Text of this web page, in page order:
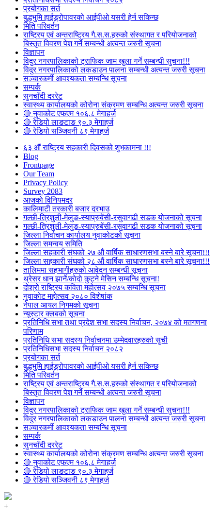
प्रयोगका सर्त
बुद्धभुमि हाईड्रोपावरको आईपीओ यसरी हेर्न सकिन्छ
मिति परिवर्तन
राष्ट्रिय एवं अन्तराष्ट्रिय गै.स.स.हरुको संस्थागत र परियोजनाको
बिस्तृत विवरण पेश गर्ने सम्बन्धी अत्यन्त जरुरी सूचना
विज्ञापन
विदुर नगरपालिकाको ट्राफिक जाम खुला गर्ने सम्बन्धी सुचना!!!
विदुर नगरपालिकाको लकडाउन पालना सम्बन्धी अत्यन्त जरुरी सूचना
सञ्चारकर्मी आवश्यकता सम्बन्धि सूचना
सम्पर्क
सुनचाँदी दररेट
स्वास्थ्य कार्यालयको कोरोना संक्रमण सम्बन्धि अत्यन्त जरुरी सूचना
🔴 नुवाकोट एफएम १०६.८ मेगाहर्ज
🔴 रेडियो लाङटाङ ९०.३ मेगाहर्ज
🔴 रेडियो सञ्जिवनी ८९ मेगाहर्ज
६३ औं राष्ट्रिय सहकारी दिवसको शुभकामना !!!
Blog
Frontpage
Our Team
Privacy Policy
Survey 2083
आजकाे विनियमदर
कालिमाटी तरकारी बजार दरभाउ
गल्छी-त्रिशुली-मेलुङ-स्याप्रुबेंसी-रसुवागढी सडक योजनाको सूचना
गल्छी-त्रिशुली-मेलुङ-स्याप्रुबेंसी-रसुवागढी सडक योजनाको सूचना
जिल्ला निर्वाचन कार्यालय नुवाकोटको सूचना
जिल्ला समन्वय समिति
जिल्ला सहकारी संघको २७ औं वार्षिक साधारणसभा बस्ने बारे सूचना!!!
जिल्ला सहकारी संघको २८ औं वार्षिक साधारणसभा बस्ने बारे सूचना!!!
तालिममा सहभागीहरुको आवेदन सम्बन्धी सूचना
थ्रेसर धान झार्ने/काेदाे कुट्ने मेसिन सम्बन्धि सूचना!
दोश्रो राष्ट्रिय कविता महोत्सव २०७५ सम्बन्धि सूचना
नुवाकोट महोत्सव २०८० विशेषांक
नेपाल आयल निगमको सूचना
न्यूस्टार क्लबको सूचना
प्रतिनिधि सभा तथा प्रदेश सभा सदस्य निर्वाचन, २०७४ को मतगणना
परिणाम
प्रतिनिधि सभा सदस्य निर्वाचनमा उम्मेदवारहरुको सुची
प्रतिनिधिसभा सदस्य निर्वाचन २०८२
प्रयोगका सर्त
बुद्धभुमि हाईड्रोपावरको आईपीओ यसरी हेर्न सकिन्छ
मिति परिवर्तन
राष्ट्रिय एवं अन्तराष्ट्रिय गै.स.स.हरुको संस्थागत र परियोजनाको
बिस्तृत विवरण पेश गर्ने सम्बन्धी अत्यन्त जरुरी सूचना
विज्ञापन
विदुर नगरपालिकाको ट्राफिक जाम खुला गर्ने सम्बन्धी सुचना!!!
विदुर नगरपालिकाको लकडाउन पालना सम्बन्धी अत्यन्त जरुरी सूचना
सञ्चारकर्मी आवश्यकता सम्बन्धि सूचना
सम्पर्क
सुनचाँदी दररेट
स्वास्थ्य कार्यालयको कोरोना संक्रमण सम्बन्धि अत्यन्त जरुरी सूचना
🔴 नुवाकोट एफएम १०६.८ मेगाहर्ज
🔴 रेडियो लाङटाङ ९०.३ मेगाहर्ज
🔴 रेडियो सञ्जिवनी ८९ मेगाहर्ज
+